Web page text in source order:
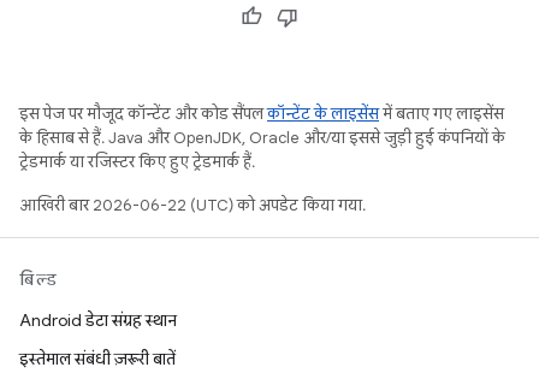
इस पेज पर मौजूद कॉन्टेंट और कोड सैंपलकॉन्टेंट के लाइसेंसमें बताए गए लाइसेंस
के हिसाब से हैं. Java और OpenJDK, Oracle और/या इससे जुड़ी हुई कंपनियों के
ट्रेडमार्क या रजिस्टर किए हुए ट्रेडमार्क हैं.
आखिरी बार 2026-06-22 (UTC) को अपडेट किया गया.
बिल्ड
Android डेटा संग्रह स्थान
इस्तेमाल संबंधी ज़रूरी बातें